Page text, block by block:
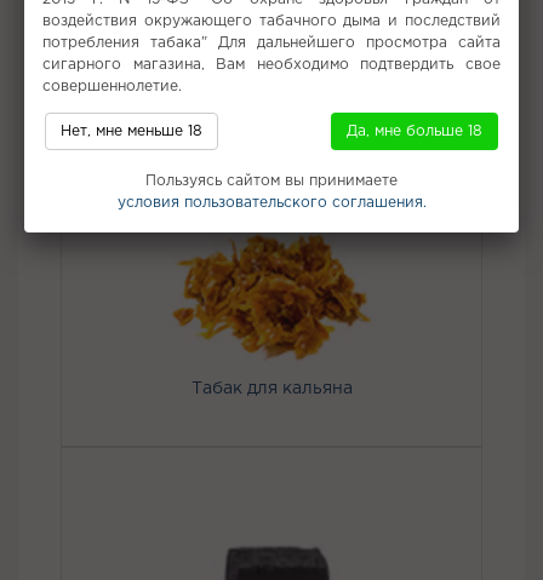
НАХОДИЛИСЬ.
Вкус: Клубника, Ежевика, Голубика
Все вкусы табака для кальяна Burn
Табак для кальяна
воздействия окружающего табачного дыма и последствий
потребления табака" Для дальнейшего просмотра сайта
сигарного магазина, Вам необходимо подтвердить свое
совершеннолетие.
Нет, мне меньше 18 Да, мне больше 18
Пользуясь сайтом вы принимаете
условия пользовательского соглашения.